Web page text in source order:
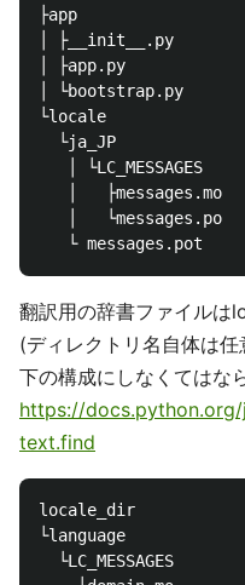
├app
│ ├__init__.py
│ ├app.py
│ └bootstrap.py
└locale
  └ja_JP
   │ └LC_MESSAGES
   │   ├messages.mo
   │   └messages.po
翻訳用の辞書ファイルは
(ディレクトリ名自体は
下の構成にしなくてはな
https://
text.find
locale_dir
└language
  └LC_MESSAGES